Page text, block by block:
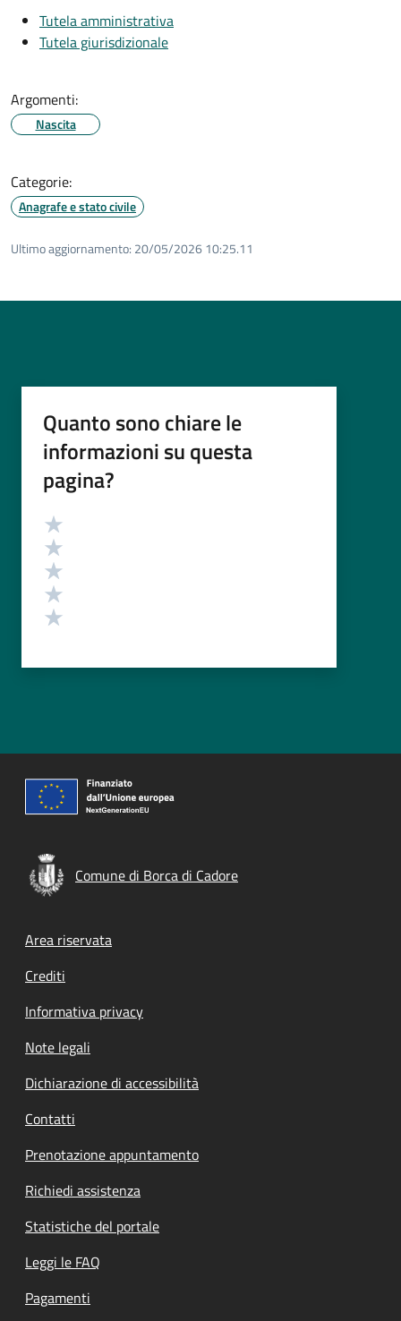
Tutela amministrativa
Tutela giurisdizionale
Argomenti:
Nascita
Categorie:
Anagrafe e stato civile
Ultimo aggiornamento: 20/05/2026 10:25.11
Quanto sono chiare le
informazioni su questa
pagina?
Valutazione
Comune di Borca di Cadore
Footer menu
Area riservata
Crediti
Informativa privacy
Note legali
Dichiarazione di accessibilità
Contatti
Prenotazione appuntamento
Richiedi assistenza
Statistiche del portale
Leggi le FAQ
Pagamenti